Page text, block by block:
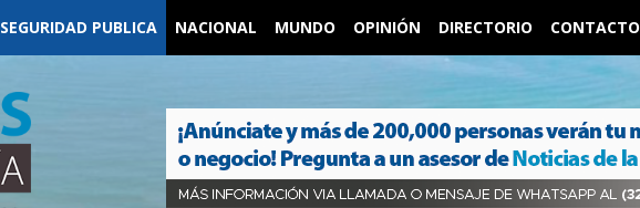
SEGURIDAD PUBLICA NACIONAL MUNDO OPINIÓN DIRECTORIO CONTACTO